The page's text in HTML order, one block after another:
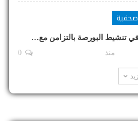
صحفية
تنشيط البورصة بالتزامن مع…
منذ